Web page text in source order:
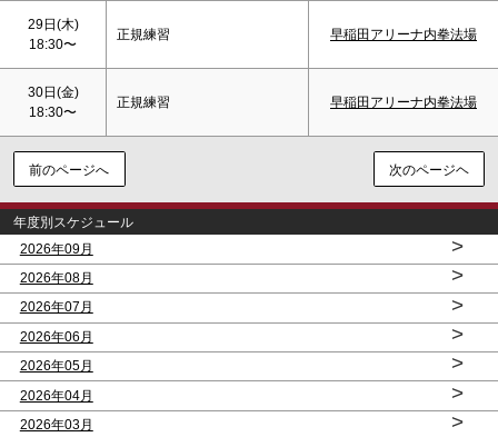
29日(木)
18:30〜
正規練習 早稲田アリーナ内拳法場
30日(金)
18:30〜
正規練習 早稲田アリーナ内拳法場
前のページへ 次のページヘ
年度別スケジュール
2026年09月
>
2026年08月 >
2026年07月 >
2026年06月 >
2026年05月 >
2026年04月 >
2026年03月 >